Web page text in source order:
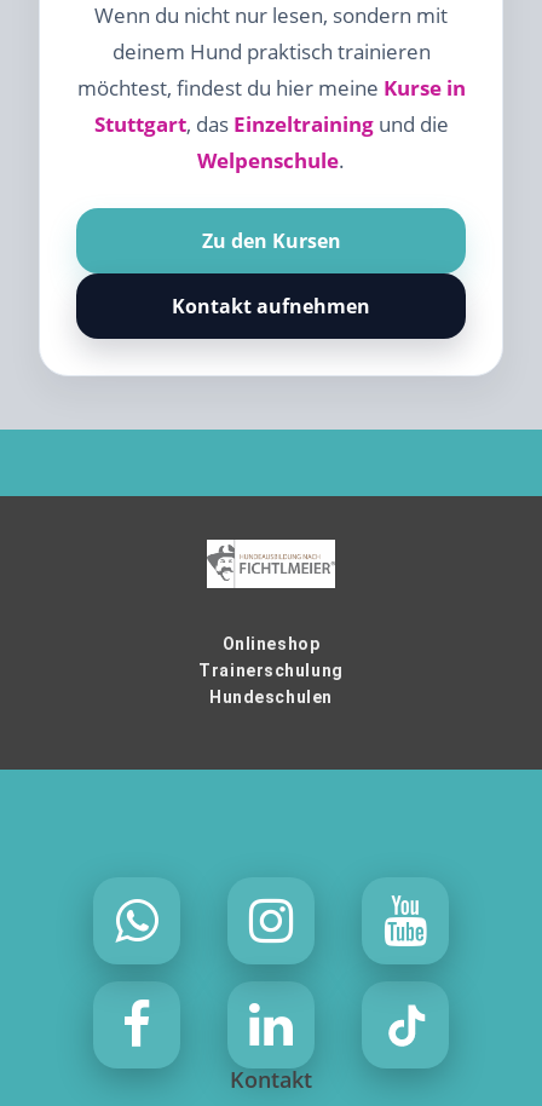
Wenn du nicht nur lesen, sondern mit
deinem Hund praktisch trainieren
möchtest, findest du hier meine Kurse in
Stuttgart, das Einzeltrainingund die
Welpenschule.
Zu den Kursen
Kontakt aufnehmen
Onlineshop
Trainerschulung
Hundeschulen
Kontakt